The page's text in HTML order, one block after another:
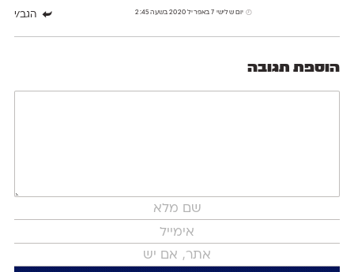
יום שלישי 7 באפריל 2020 בשעה 2:45 הגב/י
הוספת תגובה